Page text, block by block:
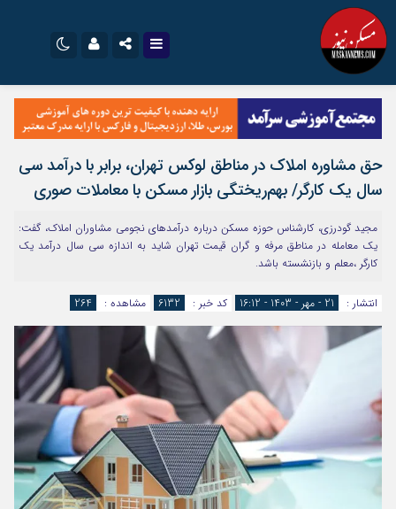
اینستاگرام
تلگرام
سروش
ایتا
آپارات
اپلیکیشن
نام کاربری یا نشانی ایمیل
رمز عبور
مرا به خاطر بسپار
حق مشاوره املاک در مناطق لوکس تهران، برابر با درآمد سی
سال یک کارگر/ بهم‌ریختگی بازار مسکن با معاملات صوری
مجید گودرزی، کارشناس حوزه مسکن درباره درآمدهای نجومی مشاوران املاک، گفت:
یک معامله در مناطق مرفه و گران قیمت تهران شاید به اندازه سی سال درآمد یک
کارگر ،معلم و بازنشسته باشد.
انتشار : 21 - مهر - 1403 - 16:12 کد خبر : 6132 مشاهده : 264